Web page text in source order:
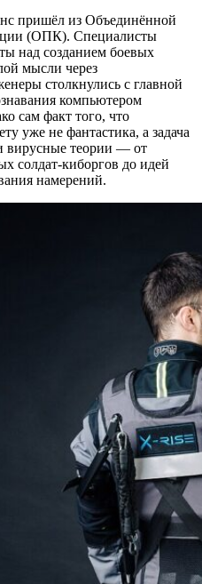
пришёл из Объединённой
(ОПК). Специалисты
над созданием боевых
мысли через
столкнулись с главной
компьютером
сам факт того, что
уже не фантастика, а задача
вирусные теории — от
солдат-киборгов до идей
намерений.